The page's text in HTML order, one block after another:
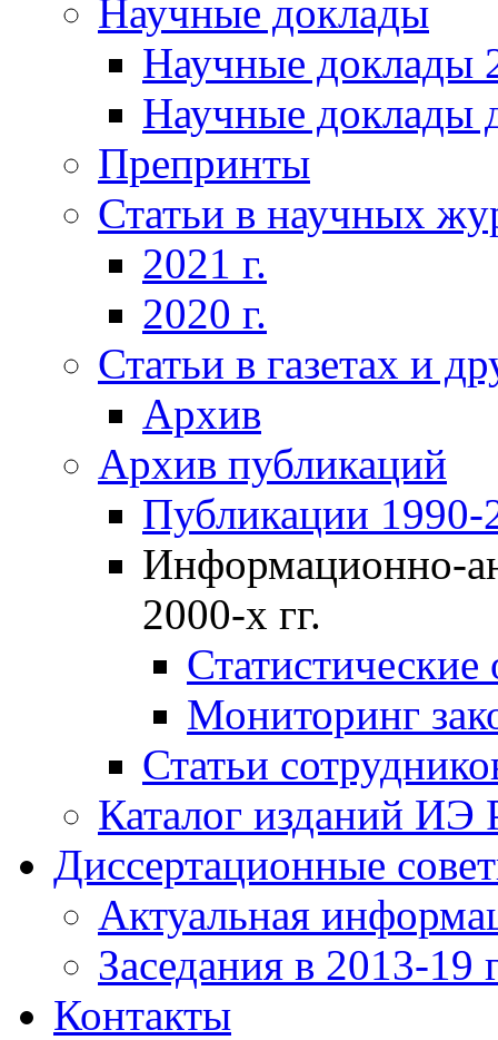
Научные доклады
Научные доклады
Научные доклады
Препринты
Статьи в научных
2021 г.
2020 г.
Статьи в газетах и
Архив
Архив публикаций
Публикации 1990-
Информационно-
2000-х гг.
Мониторинг
Статьи
Каталог изданий ИЭ
Диссертационные
Актуальная
Заседания в 2013-19
Контакты